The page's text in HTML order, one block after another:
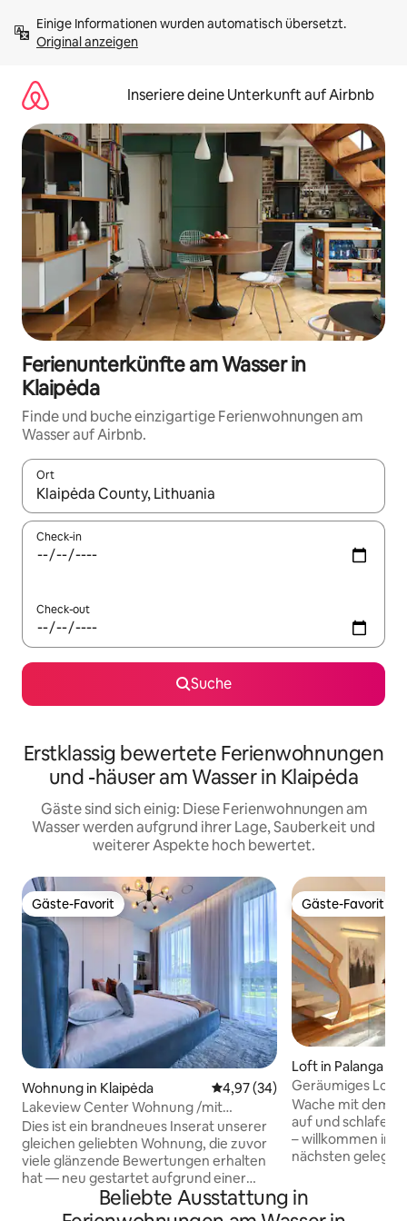
Inhalten
springenOriginal anzeigen
Inseriere deine Unterkunft auf Airbnb
Ferienunterkünfte am Wasser in
Klaipėda
Finde und buche einzigartige Ferienwohnungen am
Wasser auf Airbnb.
Ort
Wenn Ergebnisse verfügbar sind, navigiere mit den
Check-in
Check-out
Suche
Erstklassig bewertete Ferienwohnungen
und -häuser am Wasser in Klaipėda
Gäste sind sich einig: Diese Ferienwohnungen am
Wasser werden aufgrund ihrer Lage, Sauberkeit und
weiterer Aspekte hoch bewertet.
Gäste-Favorit
Gäste-Favorit
Wohnung in Klaipėda Durchschnittliche Bewertung:
4,97 (34)
Lakeview Center Wohnung /mit
kostenlosem Parkplatz
Dies ist ein brandneues Inserat unserer
gleichen geliebten Wohnung, die zuvor
viele glänzende Bewertungen erhalten
hat — neu gestartet aufgrund einer
Änderung in unserem Hosting-Setup.
Erlebe den Luxus unserer Wohnung mit
Gäste-Favorit
Gäste-Favorit
Loft in Palanga
Geräumiges Loft
Strandbalkon
Wache mit dem
auf und schlafe
– willkommen im
nächsten
Studio bietet
direkten
Beliebte Ausstattung in